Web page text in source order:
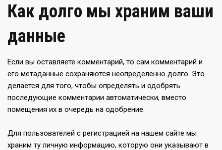
Как долго мы храним ваши
данные
Если вы оставляете комментарий, то сам комментарий и
его метаданные сохраняются неопределенно долго. Это
делается для того, чтобы определять и одобрять
последующие комментарии автоматически, вместо
помещения их в очередь на одобрение.
Для пользователей с регистрацией на нашем сайте мы
храним ту личную информацию, которую они указывают в